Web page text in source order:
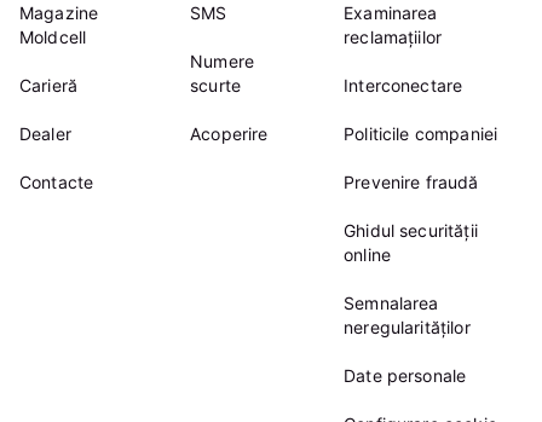
Magazine
Moldcell
Carieră
Dealer
Contacte
SMS
Numere
scurte
Acoperire
Examinarea
reclamațiilor
Interconectare
Politicile companiei
Prevenire fraudă
Ghidul securității
online
Semnalarea
neregularităților
Date personale